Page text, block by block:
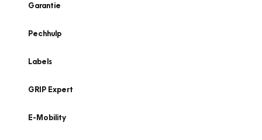
Garantie
Pechhulp
Labels
GRIP Expert
E-Mobility